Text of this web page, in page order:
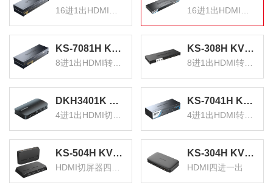
KS-7081H KVM切换器8口 8进1出HDMI转换器 USB高清视频电脑键鼠共享器 配线带音频麦克机架式 KS-308H KVM切换器8口 8进1出hdmi转换器配线带遥控 电脑显示器视频打印机键盘鼠标共享器
DKH3401K KVM切换器4进1出HDMI切屏器配线 四进一出电脑转换器4口显示器键鼠USB打印机共享器 KS-7041H KVM切换器4口 4进1出HDMI转换器 USB高清视频电脑显示器键鼠共享器 配线带音频麦克
KS-504H KVM切换器4口 HDMI切屏器四进一出带配线 4K高清电脑显示器接打印机键盘鼠标共享器 KS-304H KVM切换器 HDMI视频切屏器 四进一出 台式机笔记本显示器监控鼠标键盘USB打印机共享器
HDMI四进一出